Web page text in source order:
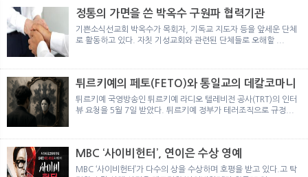
정통의 가면을 쓴 박옥수 구원파 협력기관
기쁜소식선교회 박옥수가 목회자, 기독교 지도자 등을 앞세운 단체
로 활동하고 있다. 자칫 기성교회와 관련된 단체들로 오해할 ...
튀르키예의 페토(FETO)와 통일교의 데칼코마니
튀르키예 국영방송인 튀르키예 라디오 텔레비전 공사(TRT)의 인터
뷰 요청을 5월 7일 받았다. 튀르키예 정부가 테러조직으로 규정...
MBC ‘사이비헌터’, 연이은 수상 영예
MBC ‘사이비헌터’가 다수의 상을 수상하며 호평을 받고 있다.고 탁